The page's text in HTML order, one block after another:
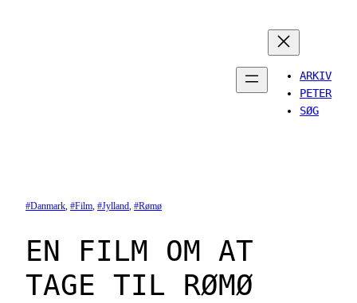
ARKIV
PETER
SØG
Danmark, Film, Jylland, Rømø
EN FILM OM AT
TAGE TIL RØMØ